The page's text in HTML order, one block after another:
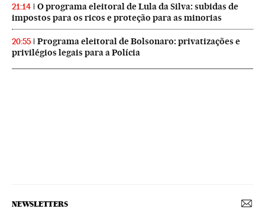
21:14
O programa eleitoral de Lula da Silva: subidas de
impostos para os ricos e proteção para as minorias
20:55
Programa eleitoral de Bolsonaro: privatizações e
privilégios legais para a Polícia
NEWSLETTERS